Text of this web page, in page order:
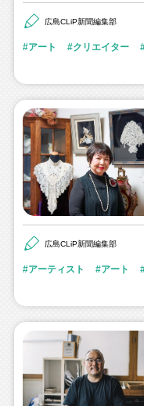
広島CLiP新聞編集部
アート クリエイター
広島CLiP新聞編集部
アーティスト アート